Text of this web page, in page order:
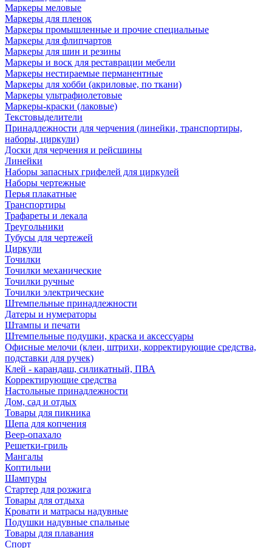
Маркеры меловые
Маркеры для пленок
Маркеры промышленные и прочие специальные
Маркеры для флипчартов
Маркеры для шин и резины
Маркеры и воск для реставрации мебели
Маркеры нестираемые перманентные
Маркеры для хобби (акриловые, по ткани)
Маркеры ультрафиолетовые
Маркеры-краски (лаковые)
Текстовыделители
Принадлежности для черчения (линейки, транспортиры,
наборы, циркули)
Доски для черчения и рейсшины
Линейки
Наборы запасных грифелей для циркулей
Наборы чертежные
Перья плакатные
Транспортиры
Трафареты и лекала
Треугольники
Тубусы для чертежей
Циркули
Точилки
Точилки механические
Точилки ручные
Точилки электрические
Штемпельные принадлежности
Датеры и нумераторы
Штампы и печати
Штемпельные подушки, краска и аксессуары
Офисные мелочи (клеи, штрихи, корректирующие средства,
подставки для ручек)
Клей - карандаш, силикатный, ПВА
Корректирующие средства
Настольные принадлежности
Дом, сад и отдых
Товары для пикника
Щепа для копчения
Веер-опахало
Решетки-гриль
Мангалы
Коптильни
Шампуры
Стартер для розжига
Товары для отдыха
Кровати и матрасы надувные
Подушки надувные спальные
Товары для плавания
Спорт